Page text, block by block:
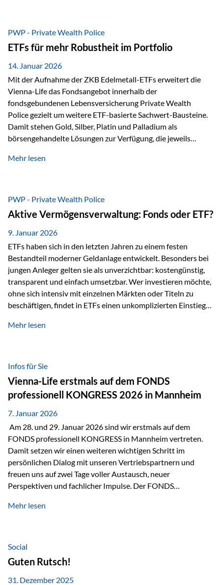
Risikostreuung, Inflationsrobustheit und Stabilisierung. 1)
Die Philosophiefrage: breit oder bewusst? Global investieren
bedeutet: Das Portfolio bildet die Weltmärkte möglichst
breit ab, ohne die…
PWP - Private Wealth Police
ETFs für mehr Robustheit im Portfolio
14. Januar 2026
Mit der Aufnahme der ZKB Edelmetall-ETFs erweitert die
Vienna-Life das Fondsangebot innerhalb der
fondsgebundenen Lebensversicherung Private Wealth
Police gezielt um weitere ETF-basierte Sachwert-Bausteine.
Damit stehen Gold, Silber, Platin und Palladium als
börsengehandelte Lösungen zur Verfügung, die jeweils
dabei nicht auf einzelnen Marktmeinungen, sondern auf
Inflationsrobustheit und Stabilisierung – eingebettet in eine
liechtensteinische Versicherungsstruktur. Die
Sicherheitsarchitektur: Liechtenstein als Strukturprinzip Die
Private Wealth Police positioniert sich mit einer dreistufigen
Sicherheitsarchitektur, die auf mehreren Ebenen ansetzt:
Stufe 1: Versicherer-Ebene • Versicherung mit…
Mehr lesen
PWP - Private Wealth Police
Aktive Vermögensverwaltung: Fonds oder ETF?
9. Januar 2026
ETFs haben sich in den letzten Jahren zu einem festen
Bestandteil moderner Geldanlage entwickelt. Besonders bei
jungen Anleger gelten sie als unverzichtbar: kostengünstig,
transparent und einfach umsetzbar. Wer investieren möchte,
ohne sich intensiv mit einzelnen Märkten oder Titeln zu
beschäftigen, findet in ETFs einen unkomplizierten Einstieg
werden häufig kritisch betrachtet. Sie gelten als teurer,
Beide Ansätze haben ihre Berechtigung und ihre Stärken
entfalten sie oft gerade in Kombination. ETFs: Effizient, breit
gestreut und klar strukturiert…
Mehr lesen
Infos für Sie
Vienna-Life erstmals auf dem FONDS
professionell KONGRESS 2026 in Mannheim
7. Januar 2026
Am 28. und 29. Januar 2026 sind wir erstmals auf dem
FONDS professionell KONGRESS in Mannheim vertreten.
Damit setzen wir einen weiteren wichtigen Schritt im
persönlichen Dialog mit unseren Vertriebspartnern und
freuen uns auf zwei Tage voller Austausch, neuer
Perspektiven und fachlicher Impulse. Der FONDS
Branchentreffen für Finanz- und Versicherungsprofis im
Vermögensstrukturierung und Nachfolgeplanung
gemeinsam zu diskutieren. Persönlich für Sie vor Ort An
beiden Kongresstagen stehen Ihnen Maximilian
Fichtenbauer, Dirk…
Mehr lesen
Social
Guten Rutsch!
31. Dezember 2025